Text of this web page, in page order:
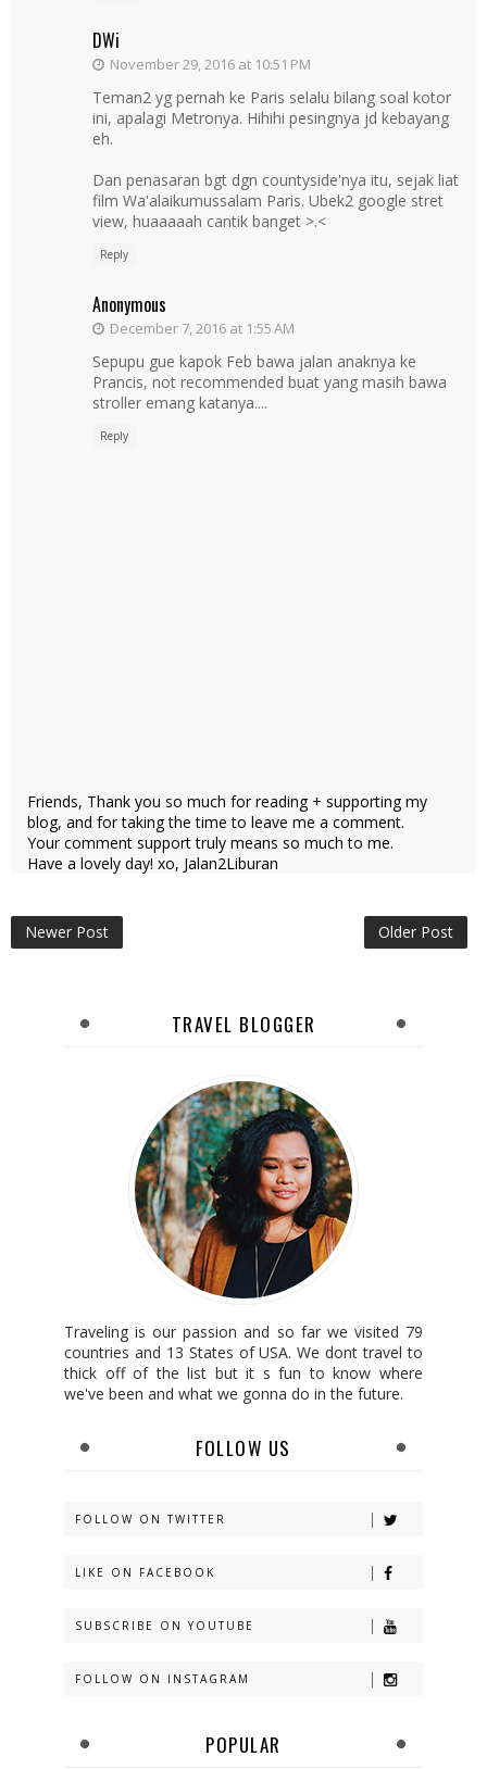
DWi
November 29, 2016 at 10:51 PM
Teman2 yg pernah ke Paris selalu bilang soal kotor
ini, apalagi Metronya. Hihihi pesingnya jd kebayang
eh.
Dan penasaran bgt dgn countyside'nya itu, sejak liat
film Wa'alaikumussalam Paris. Ubek2 google stret
view, huaaaaah cantik banget >.<
Reply
Anonymous
December 7, 2016 at 1:55 AM
Sepupu gue kapok Feb bawa jalan anaknya ke
Prancis, not recommended buat yang masih bawa
stroller emang katanya....
Reply
Friends, Thank you so much for reading + supporting my
blog, and for taking the time to leave me a comment.
Your comment support truly means so much to me.
Have a lovely day! xo, Jalan2Liburan
Newer Post Older Post
TRAVEL BLOGGER
Traveling is our passion and so far we visited 79
countries and 13 States of USA. We dont travel to
thick off of the list but it s fun to know where
we've been and what we gonna do in the future.
FOLLOW US
FOLLOW ON TWITTER
LIKE ON FACEBOOK
SUBSCRIBE ON YOUTUBE
FOLLOW ON INSTAGRAM
POPULAR